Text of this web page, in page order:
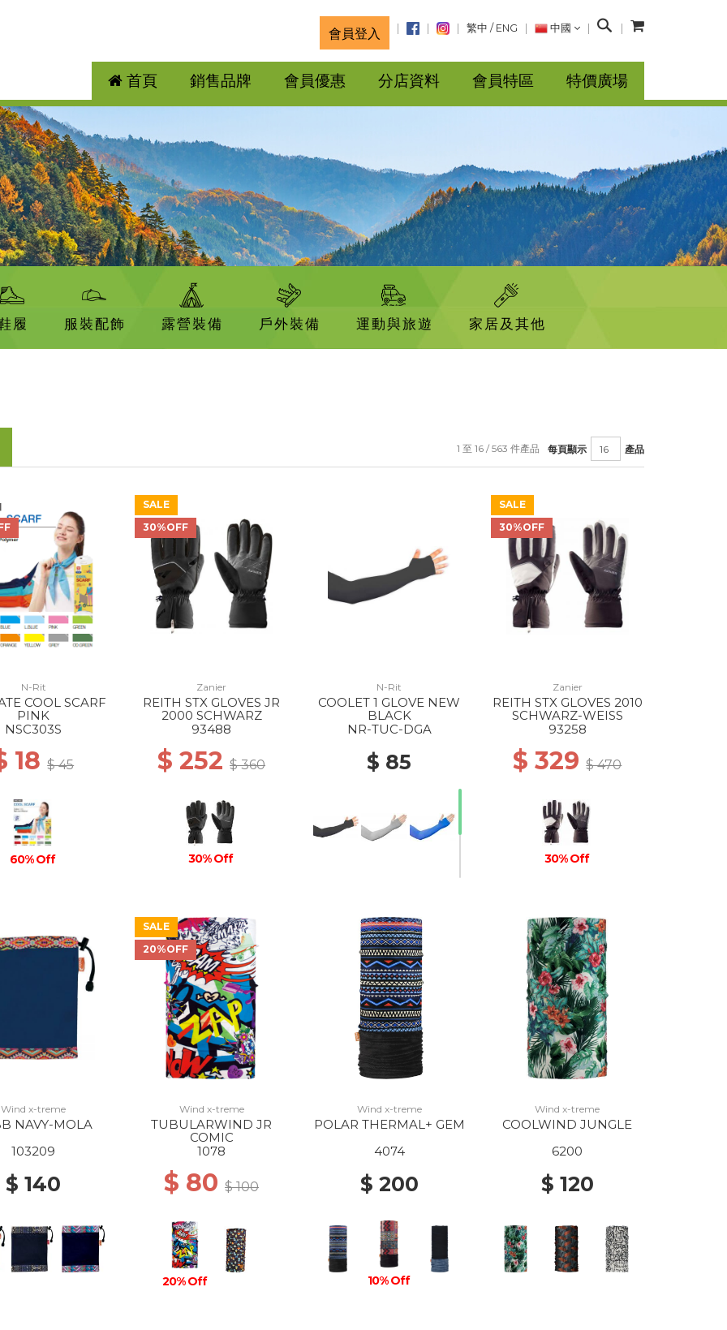
會員登入 繁中 / ENG 中國
搜
首頁 銷售品牌 會員優惠 分店資料 會員特區 特價廣場
履 服裝配飾 露營裝備 戶外裝備 運動與旅遊 家居及其他
每頁顯示 產品
1 至 16 / 563 件產品
N-Rit
COOL SCARF
PINK
NSC303S
18$ 45
60% Off
SALE
30%OFF
Zanier
REITH STX GLOVES JR
2000 SCHWARZ
93488
$ 252$ 360
30% Off
N-Rit
COOLET 1 GLOVE NEW
BLACK
NR-TUC-DGA
$ 85
SALE
30%OFF
Zanier
REITH STX GLOVES 2010
SCHWARZ-WEISS
93258
$ 329$ 470
30% Off
Wind x-treme
NAVY-MOLA
103209
$ 140
SALE
20%OFF
Wind x-treme
TUBULARWIND JR
COMIC
1078
$ 80$ 100
20% Off
Wind x-treme
POLAR THERMAL+ GEM
4074
$ 200
10% Off
Wind x-treme
COOLWIND JUNGLE
6200
$ 120